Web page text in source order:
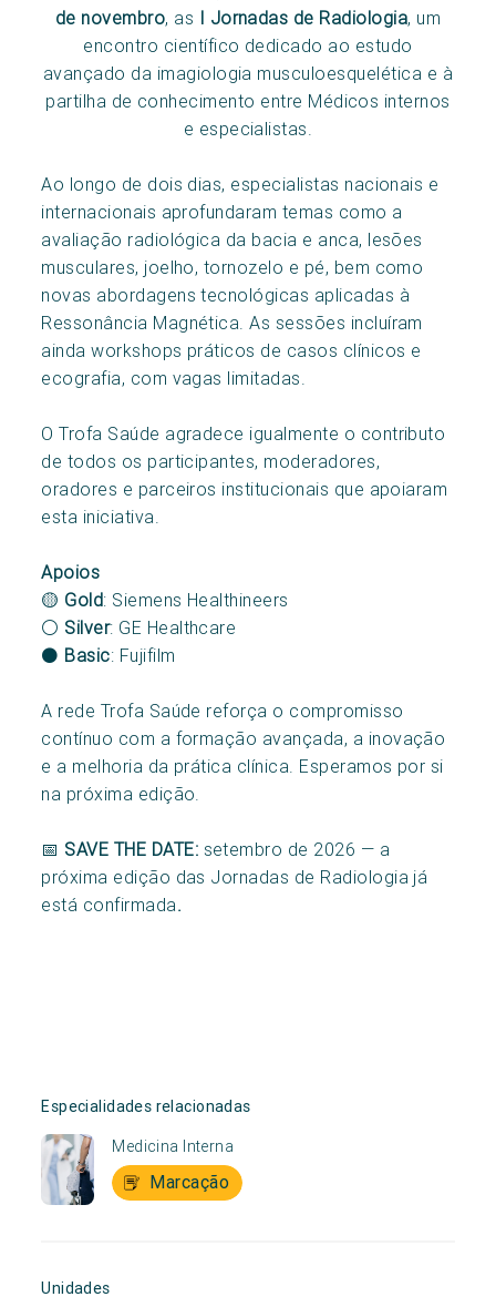
de novembro, as I Jornadas de Radiologia, um
encontro científico dedicado ao estudo
avançado da imagiologia musculoesquelética e à
partilha de conhecimento entre Médicos internos
e especialistas.
Ao longo de dois dias, especialistas nacionais e
internacionais aprofundaram temas como a
avaliação radiológica da bacia e anca, lesões
musculares, joelho, tornozelo e pé, bem como
novas abordagens tecnológicas aplicadas à
Ressonância Magnética. As sessões incluíram
ainda workshops práticos de casos clínicos e
ecografia, com vagas limitadas.
O Trofa Saúde agradece igualmente o contributo
de todos os participantes, moderadores,
oradores e parceiros institucionais que apoiaram
esta iniciativa.
Apoios
🟡 Gold: Siemens Healthineers
⚪ Silver: GE Healthcare
⚫ Basic: Fujifilm
A rede Trofa Saúde reforça o compromisso
contínuo com a formação avançada, a inovação
e a melhoria da prática clínica. Esperamos por si
na próxima edição.
📅 SAVE THE DATE: setembro de 2026 — a
próxima edição das Jornadas de Radiologia já
está confirmada.
Especialidades relacionadas
Medicina Interna
Marcação
Unidades